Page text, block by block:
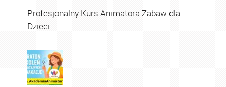
Profesjonalny Kurs Animatora Zabaw dla
Dzieci — …